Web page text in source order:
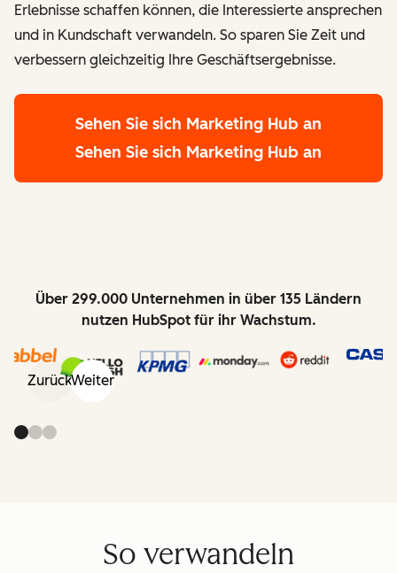
Erlebnisse schaffen können, die Interessierte ansprechen
und in Kundschaft verwandeln. So sparen Sie Zeit und
verbessern gleichzeitig Ihre Geschäftsergebnisse.
Sehen Sie sich Marketing Hub an
Sehen Sie sich Marketing Hub an
Über 299.000 Unternehmen in über 135 Ländern
nutzen HubSpot für ihr Wachstum.
ZurückWeiter
So verwandeln